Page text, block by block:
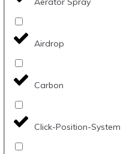
Airdrop
Carbon
Click-Position-System